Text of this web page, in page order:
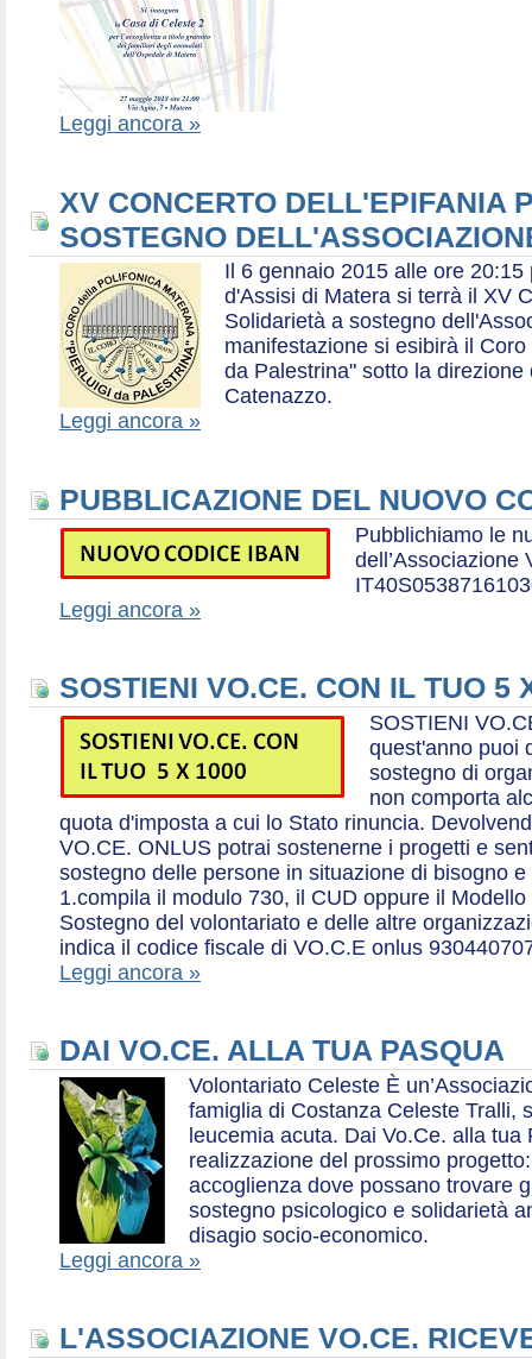
Leggi ancora »
XV CONCERTO DELL'EPIFANIA
SOSTEGNO
Il 6 gennaio 2015 alle ore
d'Assisi di Matera si terrà il XV
Solidarietà a sostegno
manifestazione si esibirà il
da Palestrina" sotto la
Catenazzo.
Leggi ancora »
PUBBLICAZIONE DEL NUOVO
Pubblichiamo le
dell’Associazione
Leggi ancora »
SOSTIENI VO.CE. CON IL TUO 5
SOSTIENI
quest'anno puoi
sostegno di
non comporta
quota d'imposta a cui lo Stato rinuncia.
VO.CE. ONLUS potrai sostenerne i progetti e
sostegno delle persone in situazione di bisogno
1.compila il modulo 730, il CUD oppure il
Sostegno del volontariato e delle altre
indica il codice fiscale di VO.C.E onlus
Leggi ancora »
DAI VO.CE. ALLA TUA PASQUA
Volontariato Celeste È
famiglia di Costanza Celeste Tralli,
leucemia acuta. Dai Vo.Ce. alla tua
realizzazione del prossimo
accoglienza dove possano trovare
sostegno psicologico e solidarietà
disagio socio-economico.
Leggi ancora »
L'ASSOCIAZIONE VO.CE.